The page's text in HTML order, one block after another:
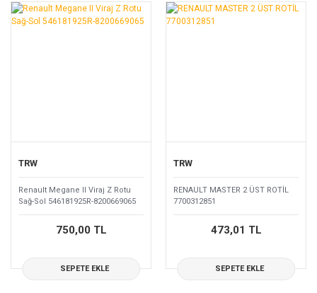
TRW
Renault Megane II Viraj Z Rotu
Sağ-Sol 546181925R-8200669065
750,00 TL
SEPETE EKLE
TRW
RENAULT MASTER 2 ÜST ROTİL
7700312851
473,01 TL
SEPETE EKLE